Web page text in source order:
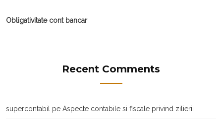
Obligativitate cont bancar
Recent Comments
supercontabil pe Aspecte contabile si fiscale privind zilierii